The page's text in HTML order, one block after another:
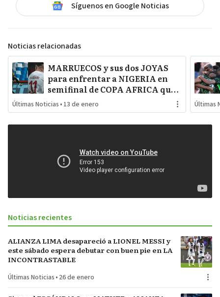
Síguenos en Google Noticias
Noticias relacionadas
MARRUECOS y sus dos JOYAS
para enfrentar a NIGERIA en
semifinal de COPA AFRICA que
será un PARTIDAZO de
pronóstico reservado
Últimas Noticias • 13 de enero Últimas
Noticias recientes
ALIANZA LIMA desapareció a LIONEL MESSI y
este sábado espera debutar con buen pie en LA
INCONTRASTABLE
Últimas Noticias • 26 de enero